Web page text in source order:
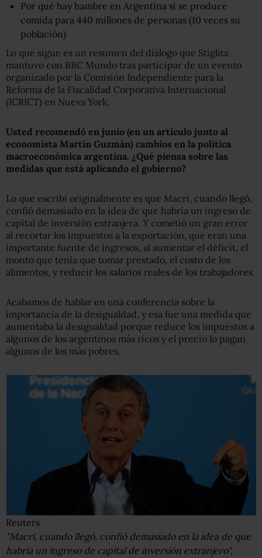
Por qué hay hambre en Argentina si se produce
comida para 440 millones de personas (10 veces su
población)
Lo que sigue es un resumen del diálogo que Stiglitz
mantuvo con BBC Mundo tras participar de un evento
organizado por la Comisión Independiente para la
Reforma de la Fiscalidad Corporativa Internacional
(ICRICT) en Nueva York.
Usted recomendó en junio (en un artículo junto al
economista Martín Guzmán) cambios en la política
macroeconómica argentina. ¿Qué piensa sobre las
medidas que está aplicando el gobierno?
Lo que escribí originalmente es que Macri, cuando llegó,
confió demasiado en la idea de que habría un ingreso de
capital de inversión extranjera. Y cometió un gran error
al recortar los impuestos a la exportación, que eran una
importante fuente de ingresos, al aumentar el déficit, el
monto que tenía que tomar prestado, el costo de los
alimentos, y reducir los salarios reales de los trabajadores.
Acabamos de hablar en una conferencia sobre la
importancia de la desigualdad, y esa fue una medida que
aumentaba la desigualdad porque reduce los impuestos a
algunos de los argentinos más ricos y el precio lo pagan
algunos de los más pobres.
Reuters
"Macri, cuando llegó, confió demasiado en la idea de que
habría un ingreso de capital de inversión extranjero",